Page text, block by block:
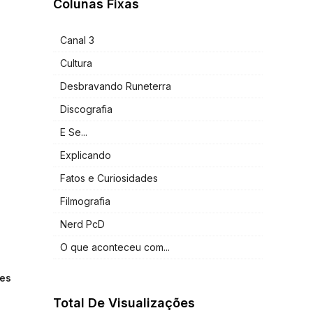
Colunas Fixas
Canal 3
Cultura
Desbravando Runeterra
Discografia
E Se...
Explicando
Fatos e Curiosidades
Filmografia
Nerd PcD
O que aconteceu com...
Total De Visualizações